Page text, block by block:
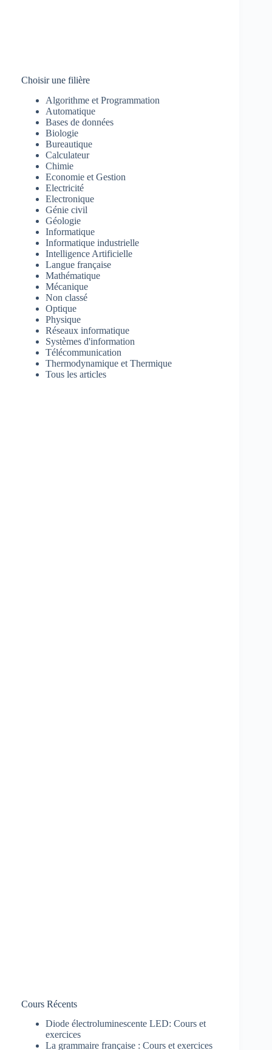
Choisir une filière
Algorithme et Programmation
Automatique
Bases de données
Biologie
Bureautique
Calculateur
Chimie
Economie et Gestion
Electricité
Electronique
Génie civil
Géologie
Informatique
Informatique industrielle
Intelligence Artificielle
Langue française
Mathématique
Mécanique
Non classé
Optique
Physique
Réseaux informatique
Systèmes d'information
Télécommunication
Thermodynamique et Thermique
Tous les articles
Cours Récents
Diode électroluminescente LED: Cours et
exercices
La grammaire française : Cours et exercices